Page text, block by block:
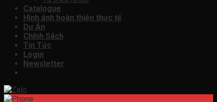
Catalogue
Hình ảnh hoàn thiện thực tế
Dự Án
Chính Sách
Tin Tức
Login
Newsletter